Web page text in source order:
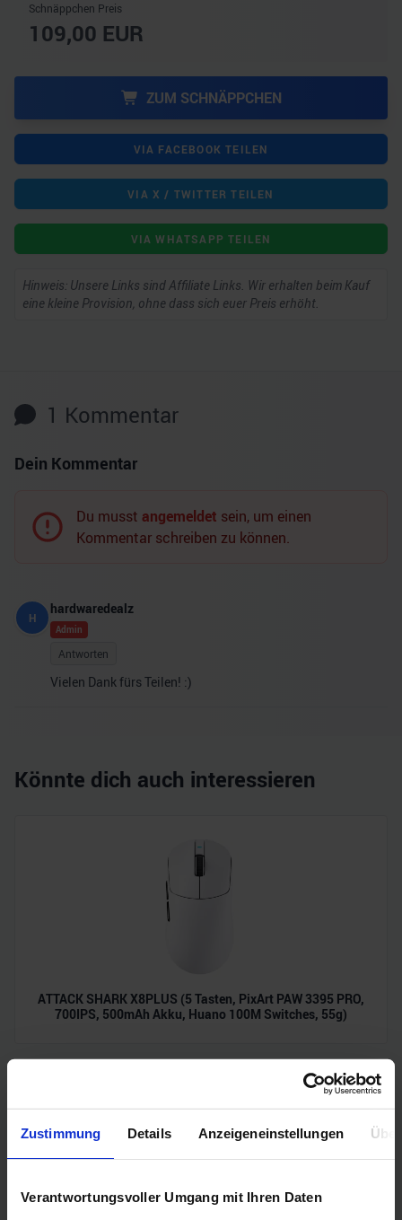
Zustimmung Details Anzeigeneinstellungen
Verantwortungsvoller Umgang mit Ihren Daten
Schnäppchen Preis
109,00 EUR
ZUM SCHNÄPPCHEN
VIA FACEBOOK TEILEN
VIA X / TWITTER TEILEN
VIA WHATSAPP TEILEN
Hinweis: Unsere Links sind Affiliate Links. Wir erhalten beim Kauf
eine kleine Provision, ohne dass sich euer Preis erhöht.
1 Kommentar
Dein Kommentar
Du musst angemeldet sein, um einen
Kommentar schreiben zu können.
H
hardwaredealz
Admin
Antworten
Vielen Dank fürs Teilen! :)
Könnte dich auch interessieren
ATTACK SHARK X8PLUS (5 Tasten, PixArt PAW 3395 PRO,
700IPS, 500mAh Akku, Huano 100M Switches, 55g)